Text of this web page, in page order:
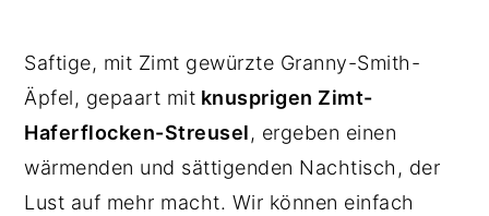
Saftige, mit Zimt gewürzte Granny-Smith-
Äpfel, gepaart mit knusprigen Zimt-
Haferflocken-Streusel, ergeben einen
wärmenden und sättigenden Nachtisch, der
Lust auf mehr macht. Wir können einfach